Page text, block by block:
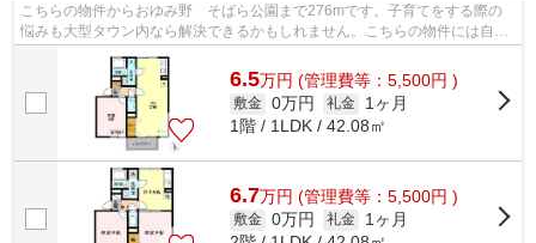
こちらの物件からおゆみ野 そばら公園まで276mです。子育てをする際の
悩みも大型タウン内なら解決できるかもしれません。こちらの物件には自走
式駐車場があります。風通しが良く真夏...
6.5万円 (管理費等：5,500円 )
敷金 0万円 礼金
1ヶ月
1階 / 1LDK / 42.08㎡
6.7万円 (管理費等：5,500円 )
敷金 0万円 礼金
1ヶ月